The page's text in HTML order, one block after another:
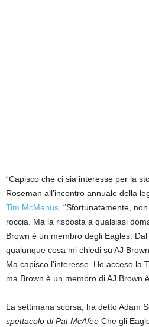
“Capisco che ci sia interesse per la
Roseman all’incontro annuale della
Tim McManus. “Sfortunatamente,
roccia. Ma la risposta a qualsiasi
Brown è un membro degli Eagles.
qualunque cosa mi chiedi su AJ
Ma capisco l’interesse. Ho acceso la
ma Brown è un membro di AJ Brown
La settimana scorsa, ha detto Adam
spettacolo di Pat McAfee Che gli